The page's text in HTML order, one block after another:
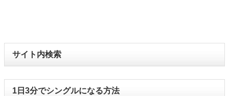
サイト内検索
1日3分でシングルになる方法